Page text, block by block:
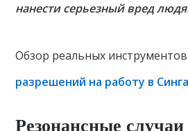
нанести серьезный вред
Обзор реальных
разрешений на работу в
Резонансные